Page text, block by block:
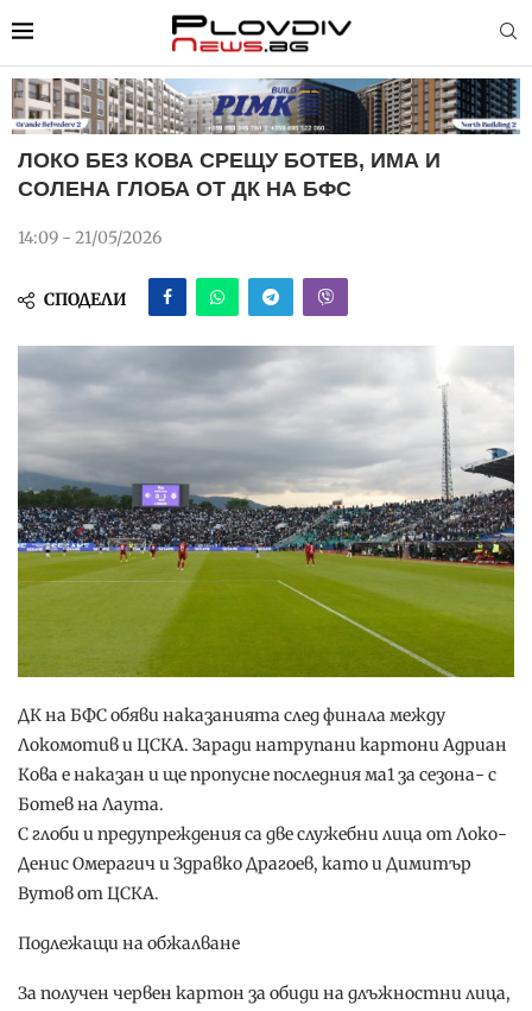
ЛОКО БЕЗ КОВА СРЕЩУ БОТЕВ, ИМА И
СОЛЕНА ГЛОБА ОТ ДК НА БФС
14:09 - 21/05/2026
СПОДЕЛИ
ДК на БФС обяви наказанията след финала между
Локомотив и ЦСКА. Заради натрупани картони Адриан
Кова е наказан и ще пропусне последния ма1 за сезона- с
Ботев на Лаута.
С глоби и предупреждения са две служебни лица от Локо-
Денис Омерагич и Здравко Драгоев, като и Димитър
Вутов от ЦСКА.
Подлежащи на обжалване
За получен червен картон за обиди на длъжностни лица,